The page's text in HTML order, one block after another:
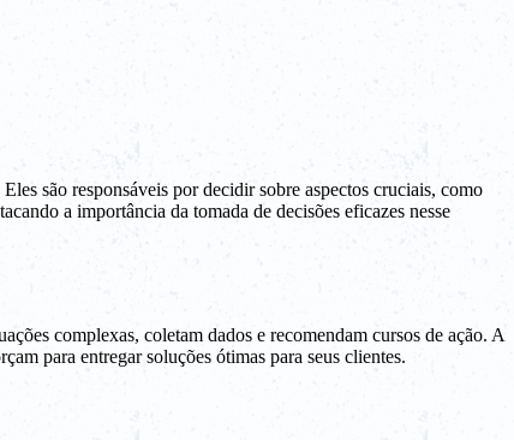
são responsáveis por decidir sobre aspectos cruciais, como
a importância da tomada de decisões eficazes nesse
complexas, coletam dados e recomendam cursos de ação. A
para entregar soluções ótimas para seus clientes.